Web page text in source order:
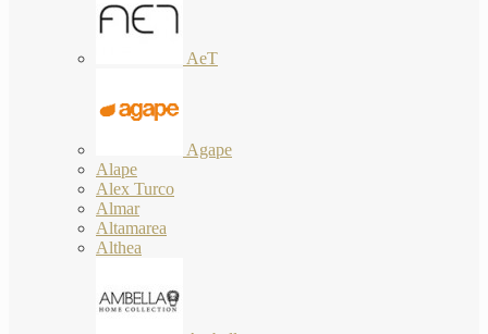
AeT
Agape
Alape
Alex Turco
Almar
Altamarea
Althea